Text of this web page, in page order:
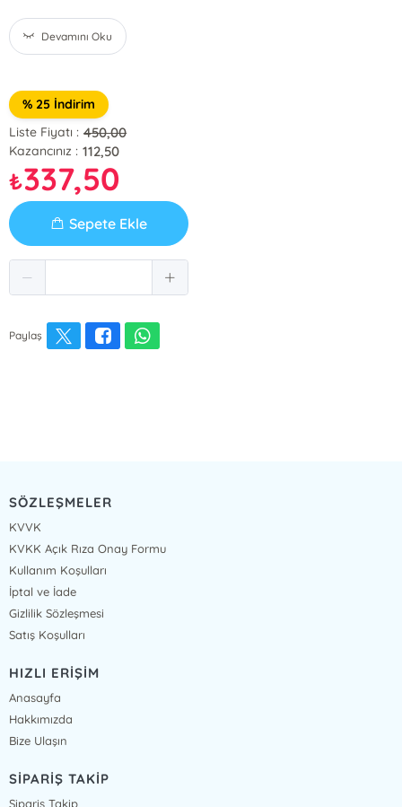
Devamını Oku
% 25 İndirim
Liste Fiyatı : 450,00
Kazancınız : 112,50
₺337,50
Sepete Ekle
Paylaş
SÖZLEŞMELER
KVVK
KVKK Açık Rıza Onay Formu
Kullanım Koşulları
İptal ve İade
Gizlilik Sözleşmesi
Satış Koşulları
HIZLI ERİŞİM
Anasayfa
Hakkımızda
Bize Ulaşın
SİPARİŞ TAKİP
Sipariş Takip